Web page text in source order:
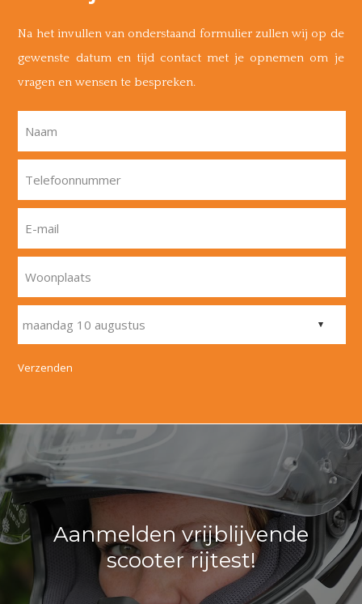
Na het invullen van onderstaand formulier zullen wij op de
gewenste datum en tijd contact met je opnemen om je
vragen en wensen te bespreken.
Naam
Telefoonnummer
E-mail
Woonplaats
Verzenden
Aanmelden vrijblijvende
scooter rijtest!